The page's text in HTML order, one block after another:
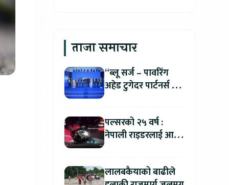
ताजा समाचार
“ब्लू सर्ज – पावरिंग
अहेड टुगेदर पार्टनर्स मीट
यामाहाको घोषणा
पल्सरको २५ वर्ष :
नेपाली राइडरलाई आफ्नै
सुनौलो अवसर
लालबकैयाको बाढीले